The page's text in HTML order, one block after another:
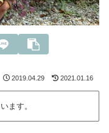
2019.04.29 2021.01.16
ます。